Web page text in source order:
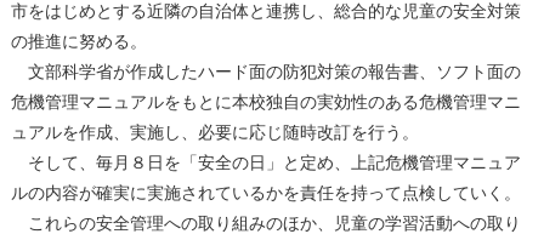
市をはじめとする近隣の自治体と連携し、総合的な児童の安全対策
の推進に努める。
文部科学省が作成したハード面の防犯対策の報告書、ソフト面の
危機管理マニュアルをもとに本校独自の実効性のある危機管理マニ
ュアルを作成、実施し、必要に応じ随時改訂を行う。
そして、毎月８日を「安全の日」と定め、上記危機管理マニュア
ルの内容が確実に実施されているかを責任を持って点検していく。
これらの安全管理への取り組みのほか、児童の学習活動への取り